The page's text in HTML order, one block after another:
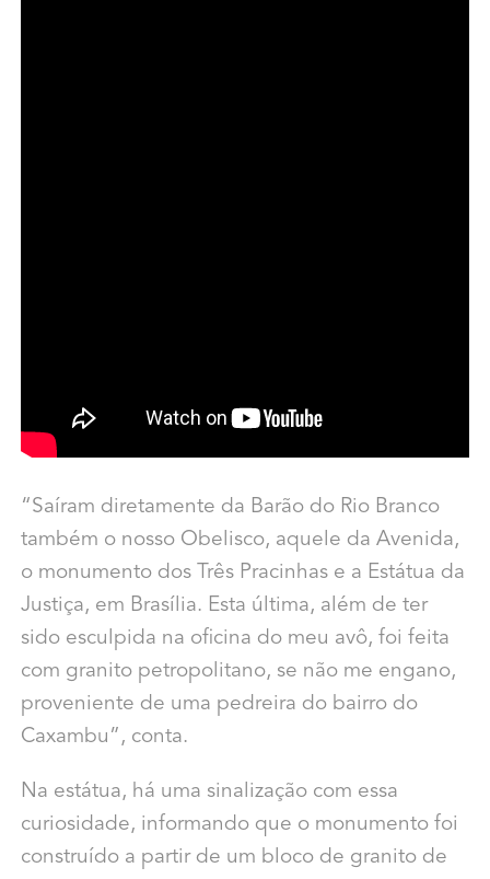
“Saíram diretamente da Barão do Rio Branco
também o nosso Obelisco, aquele da Avenida,
o monumento dos Três Pracinhas e a Estátua da
Justiça, em Brasília. Esta última, além de ter
sido esculpida na oficina do meu avô, foi feita
com granito petropolitano, se não me engano,
proveniente de uma pedreira do bairro do
Caxambu”, conta.
Na estátua, há uma sinalização com essa
curiosidade, informando que o monumento foi
construído a partir de um bloco de granito de